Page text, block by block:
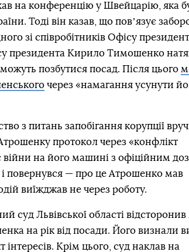
на конференцію у Швейцарію, яка
Тоді він казав, що повʼязує
зі співробітників Офісу
президента Кирило Тимошенко
позбутися посад. Після цього
через «намагання усунути
з питань запобігання корупції
протокол через «конфлікт
війни на його машині з офіційним
повернувся — про це Атрошенко мав
виїжджав не через роботу.
суд Львівської області
на рік від посади. Його визнали
Крім цього, суд наклав на